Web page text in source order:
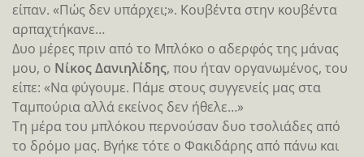
είπαν. «Πώς δεν υπάρχει;». Κουβέντα στην κουβέντα
αρπαχτήκανε…
Δυο μέρες πριν από το Μπλόκο ο αδερφός της μάνας
μου, ο Νίκος Δανιηλίδης, που ήταν οργανωμένος, του
είπε: «Να φύγουμε. Πάμε στους συγγενείς μας στα
Ταμπούρια αλλά εκείνος δεν ήθελε…»
Τη μέρα του μπλόκου περνούσαν δυο τσολιάδες από
το δρόμο μας. Βγήκε τότε ο Φακιδάρης από πάνω και